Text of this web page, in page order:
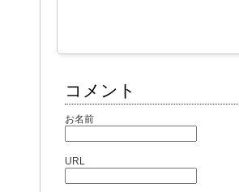
コメント
お名前
URL